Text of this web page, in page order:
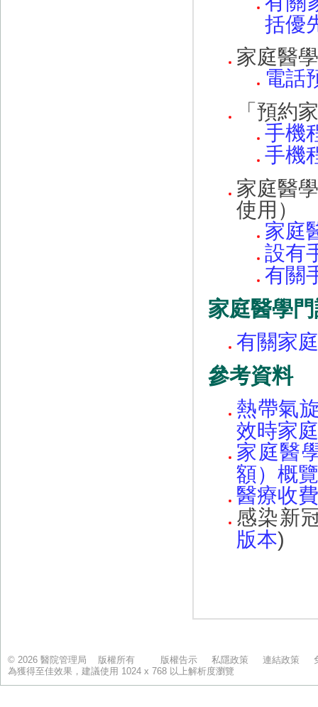
© 2026 醫院管理局 版權所有 版權告示 私隱政策 連結政策
為獲得至佳效果，建議使用 1024 x 768 以上解析度瀏覽